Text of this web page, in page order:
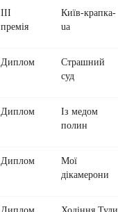
ІІІ
премія
Київ-крапка-
ua
Диплом
Страшний
суд
Диплом
Із медом
полин
Диплом
Мої
дікамерони